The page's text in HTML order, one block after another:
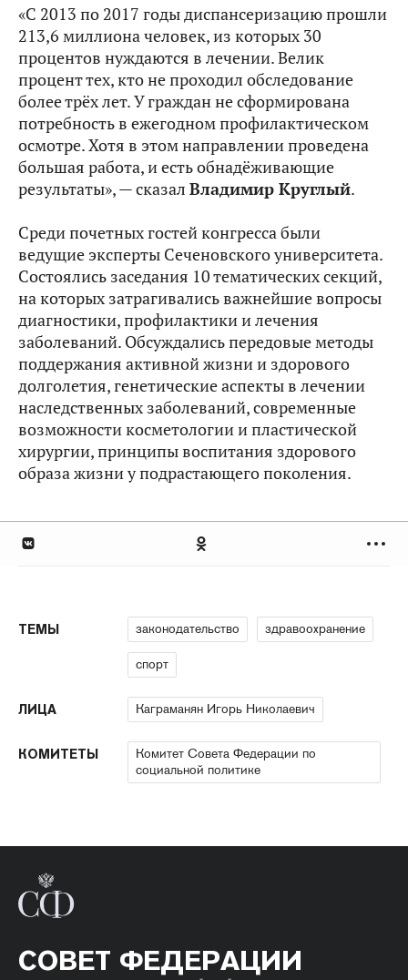
«С 2013 по 2017 годы диспансеризацию прошли
213,6 миллиона человек, из которых 30
процентов нуждаются в лечении. Велик
процент тех, кто не проходил обследование
более трёх лет. У граждан не сформирована
потребность в ежегодном профилактическом
осмотре. Хотя в этом направлении проведена
большая работа, и есть обнадёживающие
результаты», — сказал Владимир Круглый.
Среди почетных гостей конгресса были
ведущие эксперты Сеченовского университета.
Состоялись заседания 10 тематических секций,
на которых затрагивались важнейшие вопросы
диагностики, профилактики и лечения
заболеваний. Обсуждались передовые методы
поддержания активной жизни и здорового
долголетия, генетические аспекты в лечении
наследственных заболеваний, современные
возможности косметологии и пластической
хирургии, принципы воспитания здорового
образа жизни у подрастающего поколения.
ТЕМЫ законодательство здравоохранение
спорт
ЛИЦА Каграманян Игорь Николаевич
КОМИТЕТЫ
Комитет Совета Федерации по
социальной политике
СОВЕТ ФЕДЕРАЦИИ